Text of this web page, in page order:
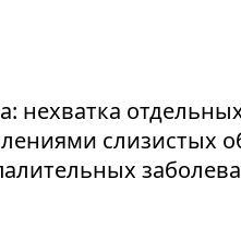
нехватка
слизистых